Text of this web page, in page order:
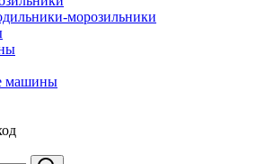
морозильники
машины